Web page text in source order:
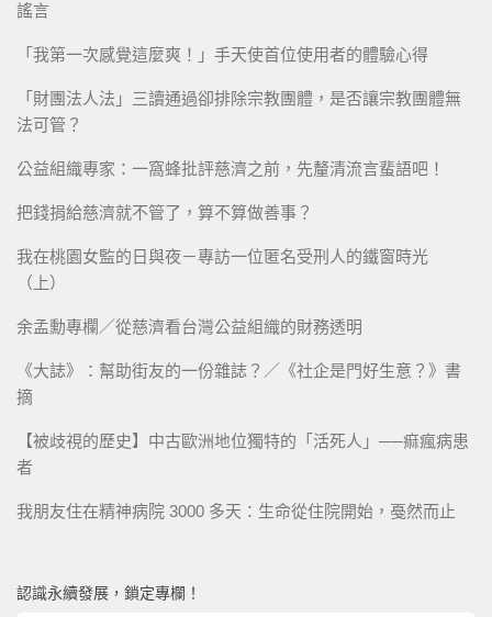
謠言
「我第一次感覺這麼爽！」手天使首位使用者的體驗心得
「財團法人法」三讀通過卻排除宗教團體，是否讓宗教團體無
法可管？
公益組織專家：一窩蜂批評慈濟之前，先釐清流言蜚語吧！
把錢捐給慈濟就不管了，算不算做善事？
我在桃園女監的日與夜－專訪一位匿名受刑人的鐵窗時光
（上）
余孟勳專欄／從慈濟看台灣公益組織的財務透明
《大誌》：幫助街友的一份雜誌？／《社企是門好生意？》書
摘
【被歧視的歷史】中古歐洲地位獨特的「活死人」──痲瘋病患
者
我朋友住在精神病院 3000 多天：生命從住院開始，戞然而止
認識永續發展，鎖定專欄！